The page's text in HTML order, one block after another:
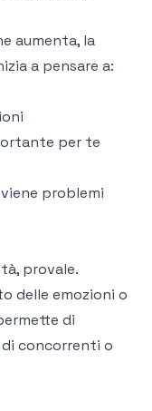
aumenta, la
a pensare a:
per te
problemi
provale.
delle emozioni o
di
concorrenti o